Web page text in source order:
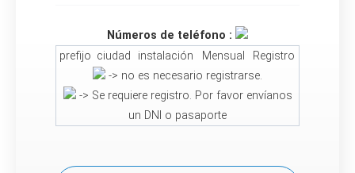
Números de teléfono :
prefijo ciudad instalación Mensual
Registro
-> no es necesario registrarse.
-> Se requiere registro. Por favor envíanos
un DNI o pasaporte